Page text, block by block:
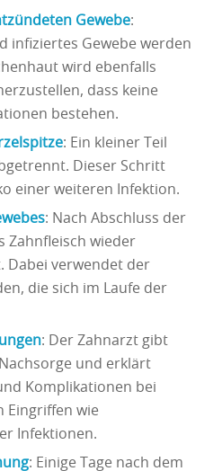
Gewebe:
infiziertes Gewebe werden
wird ebenfalls
dass keine
bestehen.
: Ein kleiner Teil
Dieser Schritt
einer weiteren Infektion.
: Nach Abschluss der
Zahnfleisch wieder
Dabei verwendet der
die sich im Laufe der
: Der Zahnarzt gibt
und erklärt
Komplikationen bei
Eingriffen wie
Infektionen.
: Einige Tage nach dem